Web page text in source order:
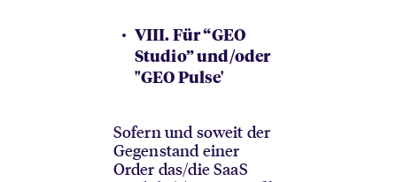
VIII. Für “GEO
Studio” und/oder
"GEO Pulse'
Sofern und soweit der
Gegenstand einer
Order das/die SaaS